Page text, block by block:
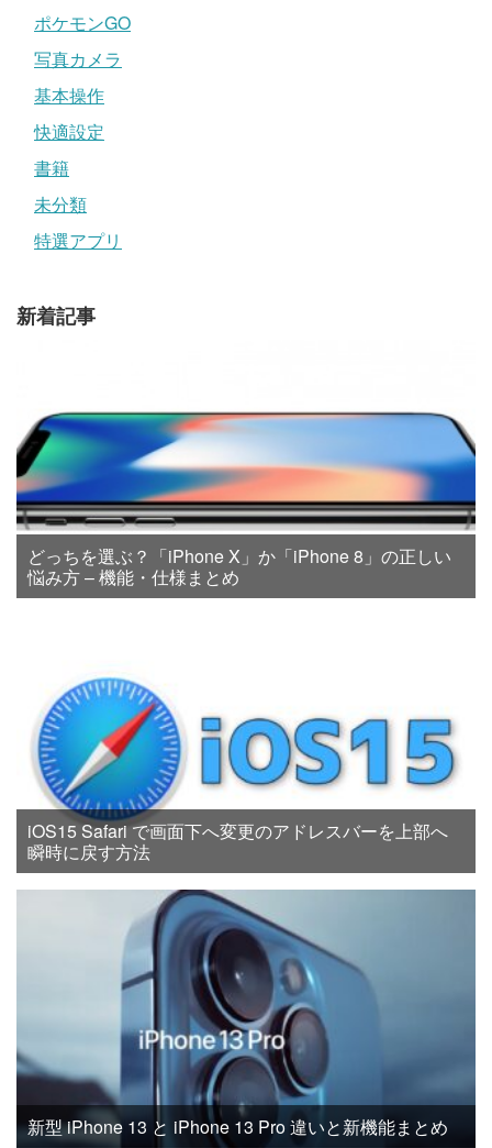
ポケモンGO
写真カメラ
基本操作
快適設定
書籍
未分類
特選アプリ
新着記事
どっちを選ぶ？「iPhone X」か「iPhone 8」の正しい
悩み方 – 機能・仕様まとめ
iOS15 Safari で画面下へ変更のアドレスバーを上部へ
瞬時に戻す方法
新型 iPhone 13 と iPhone 13 Pro 違いと新機能まとめ